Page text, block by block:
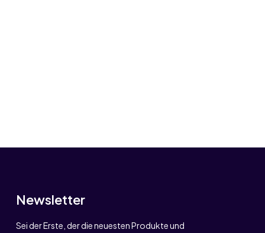
Newsletter
Sei der Erste, der die neuesten Produkte und